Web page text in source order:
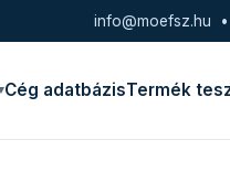
info@moefsz.hu
Cég adatbázisTermék